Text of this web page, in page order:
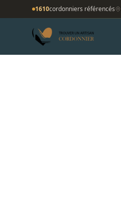
1610cordonniers référencés